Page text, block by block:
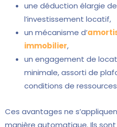
une déduction élargie
l’investissement locatif,
un mécanisme d’
immobilier,
un engagement de
minimale, assorti de
conditions de
Ces avantages ne
manière automatique. Ils